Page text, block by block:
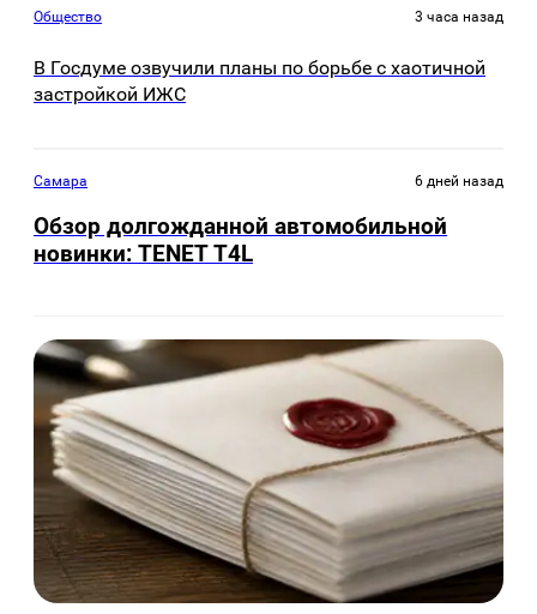
Общество 3 часа назад
В Госдуме озвучили планы по борьбе с хаотичной
застройкой ИЖС
Самара 6 дней назад
Обзор долгожданной автомобильной
новинки: TENET Т4L